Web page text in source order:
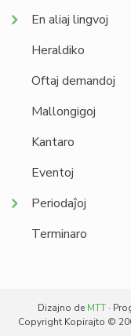
En aliaj lingvoj
Heraldiko
Oftaj demandoj
Mallongigoj
Kantaro
Eventoj
Periodaĵoj
Terminaro
Dizajno de MTT·
Copyright Kopirajto ©